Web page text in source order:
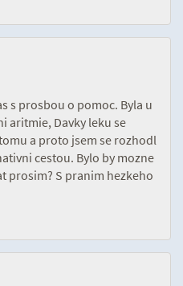
s prosbou o pomoc. Byla u
aritmie, Davky leku se
a proto jsem se rozhodl
cestou. Bylo by mozne
prosim? S pranim hezkeho